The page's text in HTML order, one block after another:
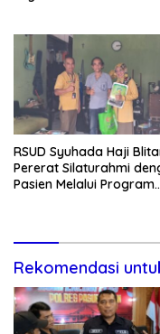
RSUD Syuhada Haji
Pererat Silaturahmi
Pasien Melalui Program
Rekomendasi